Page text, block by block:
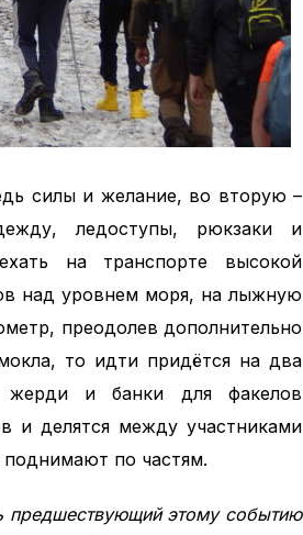
силы и желание, во вторую –
ледоступы, рюкзаки и
на транспорте высокой
над уровнем моря, на лыжную
преодолев дополнительно
то идти придётся на два
жерди и банки для факелов
и делятся между участниками
по частям.
предшествующий этому событию